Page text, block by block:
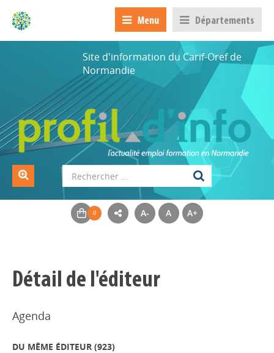
Menu Départements
Site d'information du Carif-Oref de
Normandie
A- A A+
Détail de l'éditeur
Agenda
DU MÊME ÉDITEUR (923)